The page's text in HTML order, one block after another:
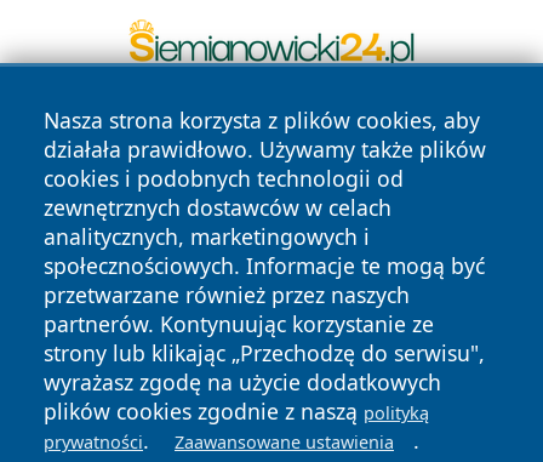
Nasza strona korzysta z plików cookies, aby
działała prawidłowo. Używamy także plików
cookies i podobnych technologii od
zewnętrznych dostawców w celach
analitycznych, marketingowych i
społecznościowych. Informacje te mogą być
przetwarzane również przez naszych
partnerów. Kontynuując korzystanie ze
strony lub klikając „Przechodzę do serwisu",
wyrażasz zgodę na użycie dodatkowych
plików cookies zgodnie z naszą polityką
prywatności. Zaawansowane ustawienia .
Copyright © 2026 oswieciminfo.pl Wszystkie prawa
zastrzeżone.
News Autorzy
Polityka
Prywatności
Polityka
Cookies